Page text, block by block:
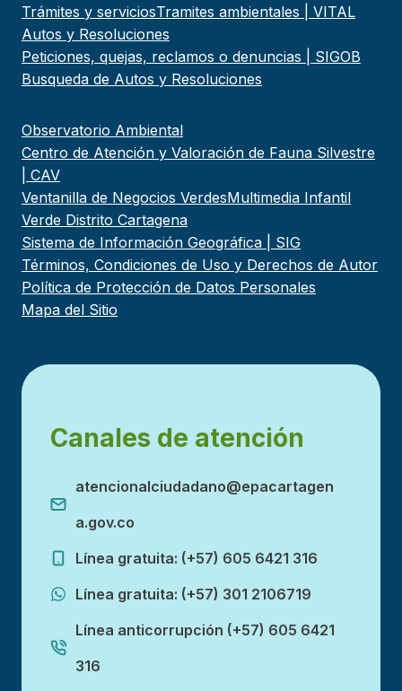
Trámites y serviciosTramites ambientales | VITAL
Autos y Resoluciones
Peticiones, quejas, reclamos o denuncias | SIGOB
Busqueda de Autos y Resoluciones
Observatorio Ambiental
Centro de Atención y Valoración de Fauna Silvestre
| CAV
Ventanilla de Negocios VerdesMultimedia Infantil
Verde Distrito Cartagena
Sistema de Información Geográfica | SIG
Términos, Condiciones de Uso y Derechos de Autor
Política de Protección de Datos Personales
Mapa del Sitio
Canales de atención
atencionalciudadano@epacartagen
a.gov.co
Línea gratuita: (+57) 605 6421 316
Línea gratuita: (+57) 301 2106719
Línea anticorrupción (+57) 605 6421
316